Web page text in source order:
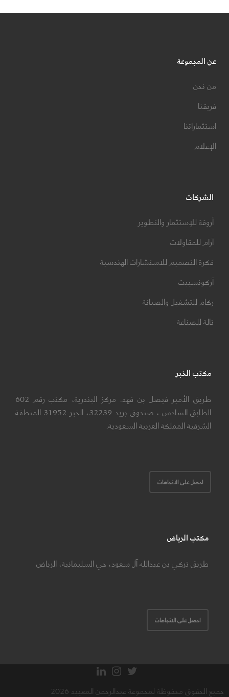
عن المجموعة
من نحن
فريقنا
استثماراتنا
الإعلام
الشركات
أروقة للإستثمار والتطوير
آرام للمقاولات
فكرة التصميم للاستشارات الهندسية
آركونسيبت
ركام للتشغيل والصيانة
تالة للصناعة
مكتب الخبر
طريق الأمير فيصل بن فهد. مركز البندرية، مكتب رقم 602
الطابق السادس.، صندوق بريد 32239، الخبر 31952 المنطقة
الشرقية المملكة العربية السعودية.
احصل على الاتجاهات
مكتب الرياض
طريق تركي بن عبدالله آل سعود، حي السليمانية، الرياض
احصل على الاتجاهات
جميع الحقوق محفوظة لمجموعة عبدالرحمن المعيبد 2026